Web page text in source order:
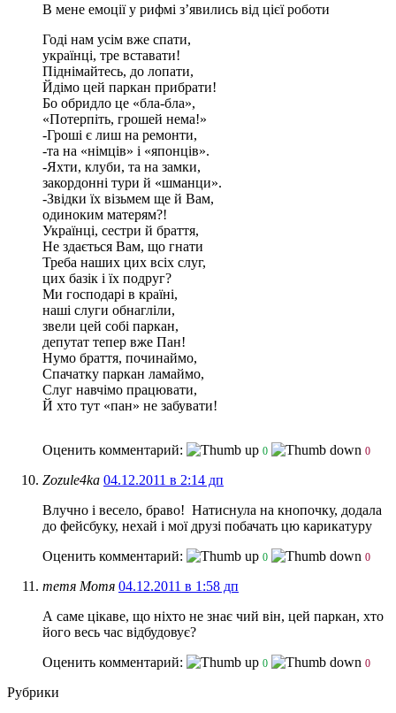
В мене емоції у рифмі з’явились від цієї роботи
Годі нам усім вже спати,
українці, тре вставати!
Піднімайтесь, до лопати,
Йдімо цей паркан прибрати!
Бо обридло це «бла-бла»,
«Потерпіть, грошей нема!»
-Гроші є лиш на ремонти,
-та на «німців» і «японців».
-Яхти, клуби, та на замки,
закордонні тури й «шманци».
-Звідки їх візьмем ще й Вам,
одиноким матерям?!
Українці, сестри й браття,
Не здається Вам, що гнати
Треба наших цих всіх слуг,
цих базік і їх подруг?
Ми господарі в країні,
наші слуги обнагліли,
звели цей собі паркан,
депутат тепер вже Пан!
Нумо браття, починаймо,
Спачатку паркан ламаймо,
Слуг навчімо працювати,
Й хто тут «пан» не забувати!
Оценить комментарий: 0 0
Zozule4ka 04.12.2011 в 2:14 дп
Влучно і весело, браво! Натиснула на кнопочку, додала
до фейсбуку, нехай і мої друзі побачать цю карикатуру
Оценить комментарий:
0 0
тетя Мотя 04.12.2011 в 1:58 дп
А саме цікаве, що ніхто не знає чий він, цей паркан, хто
його весь час відбудовує?
Оценить комментарий:
0 0
Рубрики